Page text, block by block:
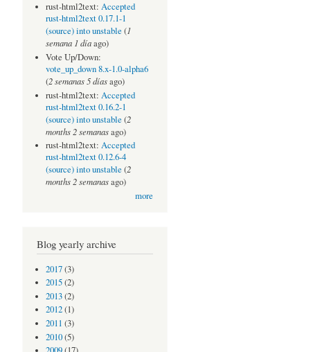
rust-html2text: Accepted
rust-html2text 0.17.1-1
(source) into unstable (1
semana 1 díaago)
Vote Up/Down:
vote_up_down 8.x-1.0-alpha6
(2 semanas 5 díasago)
rust-html2text: Accepted
rust-html2text 0.16.2-1
(source) into unstable (2
months 2 semanasago)
rust-html2text: Accepted
rust-html2text 0.12.6-4
(source) into unstable (2
months 2 semanasago)
more
Blog yearly archive
2017(3)
2015(2)
2013(2)
2012(1)
2011 (3)
2010(5)